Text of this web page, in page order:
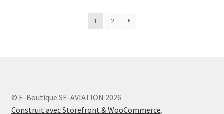
1 2
© E-Boutique SE-AVIATION 2026
Construit avec Storefront & WooCommerce.